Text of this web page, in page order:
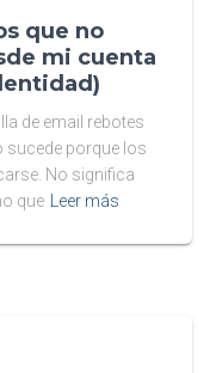
que no
mi cuenta
de email rebotes
sucede porque los
No significa
que
Leer más